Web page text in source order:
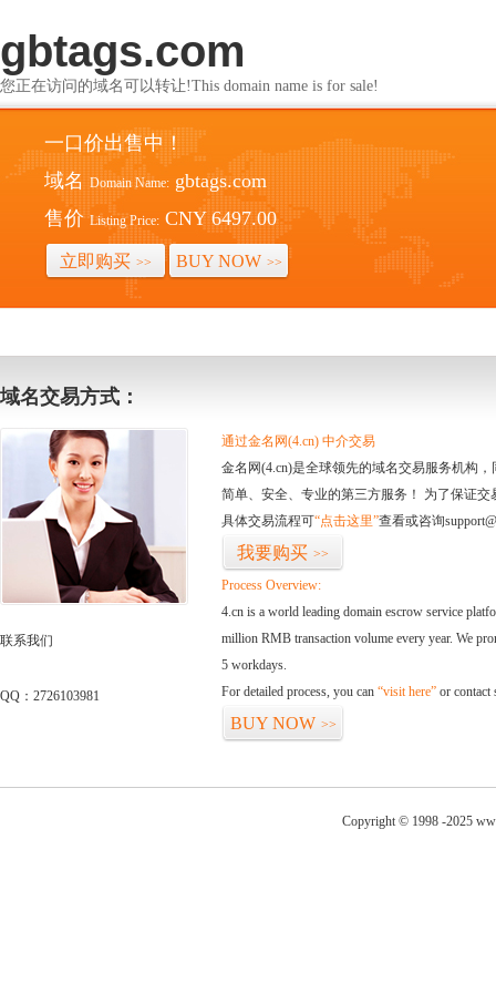
gbtags.com
您正在访问的域名可以转让!This domain name is for sale!
一口价出售中！
域名 Domain Name: gbtags.com
售价 Listing Price: CNY 6497.00
立即购买 >> BUY NOW >>
域名交易方式：
联系我们
QQ：2726103981
通过金名网(4.cn) 中介交易
金名网(4.cn)是全球领先的域名交易服务机构
简单、安全、专业的第三方服务！ 为了保证
具体交易流程可“点击这里”查看或咨询
我要购买 >>
Process Overview:
4.cn is a world leading domain escrow service
million RMB transaction volume every year. We
5 workdays.
For detailed process, you can “visit here” or contact
BUY NOW >>
Copyright © 1998 -2025